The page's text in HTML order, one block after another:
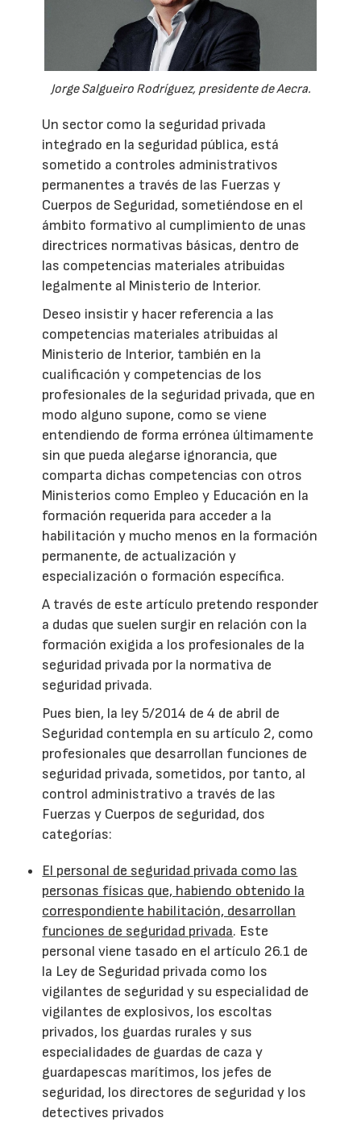
Jorge Salgueiro Rodríguez, presidente de Aecra.
Un sector como la seguridad privada
integrado en la seguridad pública, está
sometido a controles administrativos
permanentes a través de las Fuerzas y
Cuerpos de Seguridad, sometiéndose en el
ámbito formativo al cumplimiento de unas
directrices normativas básicas, dentro de
las competencias materiales atribuidas
legalmente al Ministerio de Interior.
Deseo insistir y hacer referencia a las
competencias materiales atribuidas al
Ministerio de Interior, también en la
cualificación y competencias de los
profesionales de la seguridad privada, que en
modo alguno supone, como se viene
entendiendo de forma errónea últimamente
sin que pueda alegarse ignorancia, que
comparta dichas competencias con otros
Ministerios como Empleo y Educación en la
formación requerida para acceder a la
habilitación y mucho menos en la formación
permanente, de actualización y
especialización o formación específica.
A través de este artículo pretendo responder
a dudas que suelen surgir en relación con la
formación exigida a los profesionales de la
seguridad privada por la normativa de
seguridad privada.
Pues bien, la ley 5/2014 de 4 de abril de
Seguridad contempla en su artículo 2, como
profesionales que desarrollan funciones de
seguridad privada, sometidos, por tanto, al
control administrativo a través de las
Fuerzas y Cuerpos de seguridad, dos
categorías:
El personal de seguridad privada como las
personas físicas que, habiendo obtenido la
correspondiente habilitación, desarrollan
funciones de seguridad privada. Este
personal viene tasado en el artículo 26.1 de
la Ley de Seguridad privada como los
vigilantes de seguridad y su especialidad de
vigilantes de explosivos, los escoltas
privados, los guardas rurales y sus
especialidades de guardas de caza y
guardapescas marítimos, los jefes de
seguridad, los directores de seguridad y los
detectives privados